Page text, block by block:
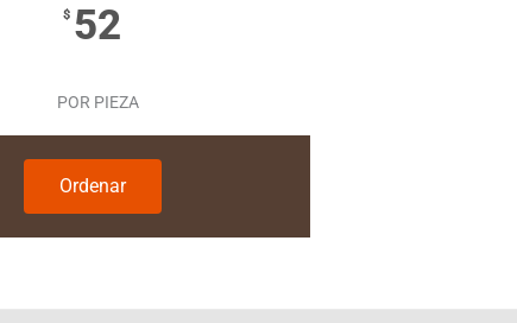
$ 52
POR PIEZA
Ordenar